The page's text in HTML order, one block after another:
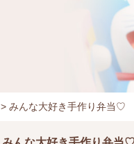
> みんな大好き手作り弁当♡